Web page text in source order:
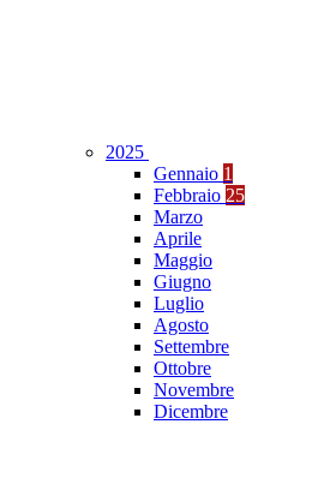
2025
Gennaio 1
Febbraio 25
Marzo
Aprile
Maggio
Giugno
Luglio
Agosto
Settembre
Ottobre
Novembre
Dicembre